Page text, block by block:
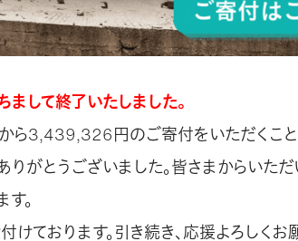
して終了いたしました。
ら3,439,326円のご寄付をいただくこと
りがとうございました。皆さまからいた
。
けております。引き続き、応援よろしくお